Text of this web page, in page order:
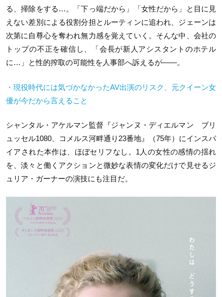
る、掃除をする…。「下っ端だから」「女性だから」と目に見
えない差別による役割分担とルーティンに追われ、ジェーンは
次第に自尊心を奪われ無力感を覚えていく。そんな中、会社の
トップの不正を確信し、「会長が新人アシスタントのホテル
に…」と性的搾取の可能性を人事部へ訴えるが――。
・現役時代には気づかなかったAV出演のリスク、元クイーン女
優が今だから言えること
シャンタル・アケルマン監督『ジャンヌ・ディエルマン ブリ
ュッセル1080、コメルス河畔通り23番地』（75年）にインスパ
イアされた本作は、ほぼセリフなし。1人の女性の感情の揺れ
を、淡々と働くアクションと微妙な表情の変化だけで見せるジ
ュリア・ガーナーの演技にも注目だ。